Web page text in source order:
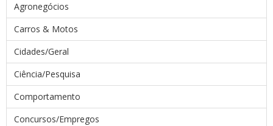
Agronegócios
Carros & Motos
Cidades/Geral
Ciência/Pesquisa
Comportamento
Concursos/Empregos